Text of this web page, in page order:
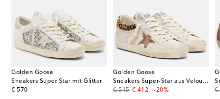
Golden Goose
Sneakers Super Star mit Glitter
€ 570
original price
Golden Goose
Sneakers Super-Star aus Veloursleder
€ 515
original price
€ 412
discount price
-20% €